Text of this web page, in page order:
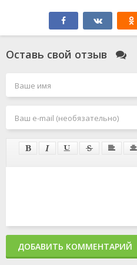
Оставь свой отзыв
ДОБАВИТЬ КОММЕНТАРИЙ